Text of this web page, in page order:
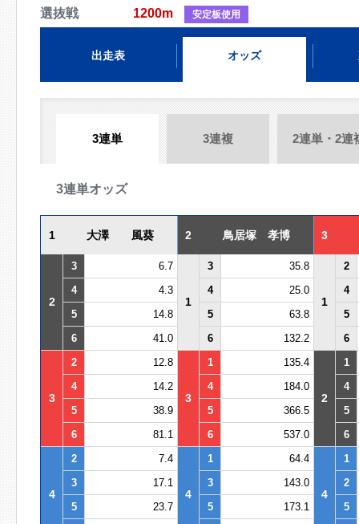
選抜戦 1200m 安定板使用
出走表 オッズ
3連単 3連複 2連単・2連
3連単オッズ
1 大澤 風葵 2 鳥居塚 孝博 3
2
3 6.7
1
3 35.8
1
2
4
4.3 4 25.0
4
5
14.8 5 63.8
5
6
41.0 6 132.2 6
3
2 12.8
3
1 135.4
2
1
4
14.2 4 184.0
4
5
38.9 5 366.5
5
6
81.1 6 537.0 6
4
2 7.4
4
1 64.4
4
1
3
17.1 3 143.0
2
5
23.7 5 173.1
5